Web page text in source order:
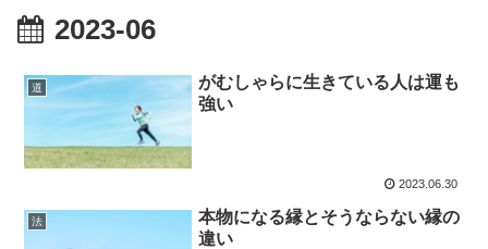
2023-06
道
がむしゃらに生きている人は運も
強い
2023.06.30
法
本物になる縁とそうならない縁の
違い